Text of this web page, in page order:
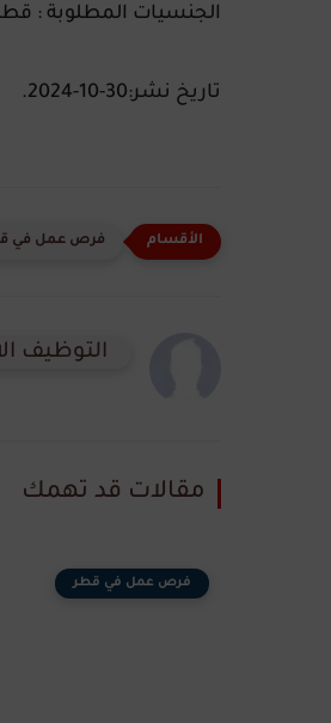
الجنسيات المطلوبة :
تاريخ نشر:30-10-2024.
فرص عمل في
التوظيف
مقالات قد تهمك
فرص عمل في قطر